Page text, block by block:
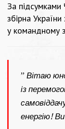
За підсумками
збірна
у командному
” Вітаю
із
енергію!